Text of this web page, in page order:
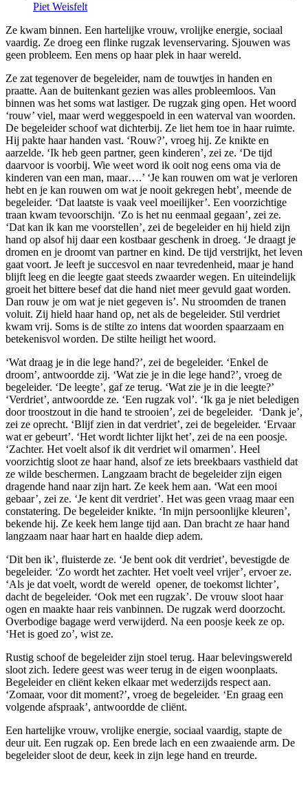
Piet Weisfelt
Ze kwam binnen. Een hartelijke vrouw, vrolijke energie, sociaal
vaardig. Ze droeg een flinke rugzak levenservaring. Sjouwen was
geen probleem. Een mens op haar plek in haar wereld.
Ze zat tegenover de begeleider, nam de touwtjes in handen en
praatte. Aan de buitenkant gezien was alles probleemloos. Van
binnen was het soms wat lastiger. De rugzak ging open. Het woord
‘rouw’ viel, maar werd weggespoeld in een waterval van woorden.
De begeleider schoof wat dichterbij. Ze liet hem toe in haar ruimte.
Hij pakte haar handen vast. ‘Rouw?’, vroeg hij. Ze knikte en
aarzelde. ‘Ik heb geen partner, geen kinderen’, zei ze. ‘De tijd
daarvoor is voorbij. Wie weet word ik ooit nog eens oma via de
kinderen van een man, maar….’ ‘Je kan rouwen om wat je verloren
hebt en je kan rouwen om wat je nooit gekregen hebt’, meende de
begeleider. ‘Dat laatste is vaak veel moeilijker’. Een voorzichtige
traan kwam tevoorschijn. ‘Zo is het nu eenmaal gegaan’, zei ze.
‘Dat kan ik kan me voorstellen’, zei de begeleider en hij hield zijn
hand op alsof hij daar een kostbaar geschenk in droeg. ‘Je draagt je
dromen en je droomt van partner en kind. De tijd verstrijkt, het leven
gaat voort. Je leeft je succesvol en naar tevredenheid, maar je hand
blijft leeg en die leegte gaat steeds zwaarder wegen. En uiteindelijk
groeit het bittere besef dat die hand niet meer gevuld gaat worden.
Dan rouw je om wat je niet gegeven is’. Nu stroomden de tranen
voluit. Zij hield haar hand op, net als de begeleider. Stil verdriet
kwam vrij. Soms is de stilte zo intens dat woorden spaarzaam en
betekenisvol worden. De stilte heiligt het woord.
‘Wat draag je in die lege hand?’, zei de begeleider. ‘Enkel de
droom’, antwoordde zij. ‘Wat zie je in die lege hand?’, vroeg de
begeleider. ‘De leegte’, gaf ze terug. ‘Wat zie je in die leegte?’
‘Verdriet’, antwoordde ze. ‘Een rugzak vol’. ‘Ik ga je niet beledigen
door troostzout in die hand te strooien’, zei de begeleider. ‘Dank je’,
zei ze oprecht. ‘Blijf zien in dat verdriet’, zei de begeleider. ‘Ervaar
wat er gebeurt’. ‘Het wordt lichter lijkt het’, zei de na een poosje.
‘Zachter. Het voelt alsof ik dit verdriet wil omarmen’. Heel
voorzichtig sloot ze haar hand, alsof ze iets breekbaars vasthield dat
ze wilde beschermen. Langzaam bracht de begeleider zijn eigen
dragende hand naar zijn hart. Ze keek hem aan. ‘Wat een mooi
gebaar’, zei ze. ‘Je kent dit verdriet’. Het was geen vraag maar een
constatering. De begeleider knikte. ‘In mijn persoonlijke kleuren’,
bekende hij. Ze keek hem lange tijd aan. Dan bracht ze haar hand
langzaam naar haar hart en haalde diep adem.
‘Dit ben ik’, fluisterde ze. ‘Je bent ook dit verdriet’, bevestigde de
begeleider. ‘Zo wordt het zachter. Het voelt veel vrijer’, ervoer ze.
‘Als je dat voelt, wordt de wereld opener, de toekomst lichter’,
dacht de begeleider. ‘Ook met een rugzak’. De vrouw sloot haar
ogen en maakte haar reis vanbinnen. De rugzak werd doorzocht.
Overbodige bagage werd verwijderd. Na een poosje keek ze op.
‘Het is goed zo’, wist ze.
Rustig schoof de begeleider zijn stoel terug. Haar belevingswereld
sloot zich. Iedere geest was weer terug in de eigen woonplaats.
Begeleider en cliënt keken elkaar met wederzijds respect aan.
‘Zomaar, voor dit moment?’, vroeg de begeleider. ‘En graag een
volgende afspraak’, antwoordde de cliënt.
Een hartelijke vrouw, vrolijke energie, sociaal vaardig, stapte de
deur uit. Een rugzak op. Een brede lach en een zwaaiende arm. De
begeleider sloot de deur, keek in zijn lege hand en treurde.